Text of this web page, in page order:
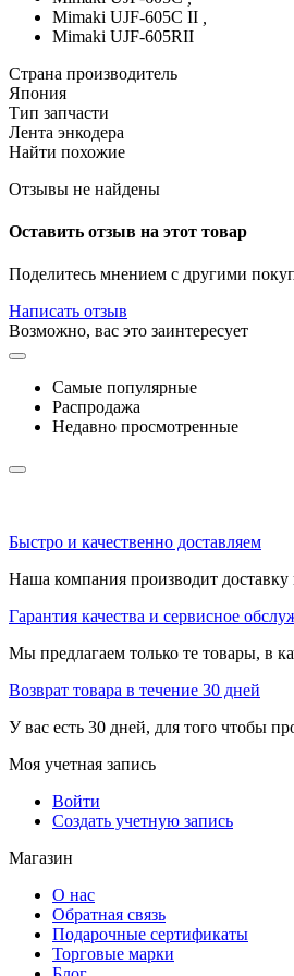
Mimaki UJF-605C II
Mimaki UJF-605RII
Страна производитель
Япония
Тип запчасти
Лента энкодера
Найти похожие
Отзывы не найдены
Оставить отзыв на этот товар
Поделитесь мнением с другими
Написать отзыв
Возможно, вас это заинтересует
Самые популярные
Распродажа
Недавно просмотренные
Быстро и качественно доставляем
Наша компания производит
Гарантия качества и сервисное
Мы предлагаем только те товары, в
Возврат товара в течение 30 дней
У вас есть 30 дней, для того чтобы
Моя учетная запись
Войти
Создать учетную запись
Магазин
О нас
Обратная связь
Подарочные сертификаты
Торговые марки